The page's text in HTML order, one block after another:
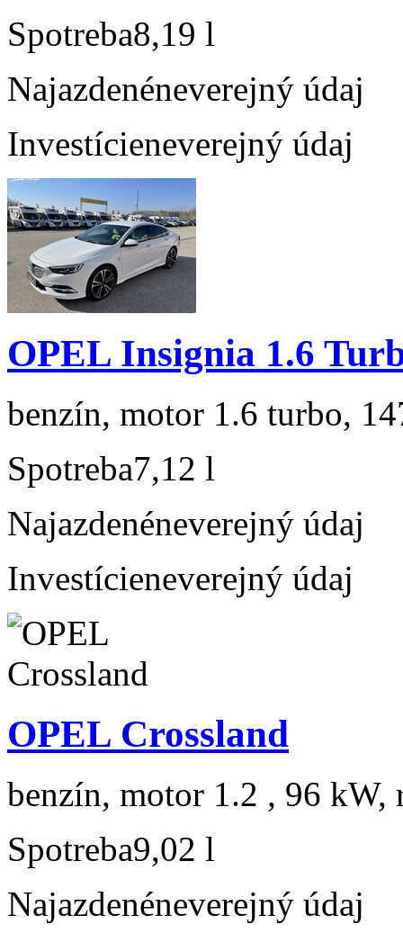
Spotreba8,19 l
Najazdenéneverejný údaj
Investícieneverejný údaj
OPEL Insignia 1.6
benzín, motor 1.6 turbo,
Spotreba7,12 l
Najazdenéneverejný údaj
Investícieneverejný údaj
OPEL Crossland
benzín, motor 1.2 , 96 kW,
Spotreba9,02 l
Najazdenéneverejný údaj